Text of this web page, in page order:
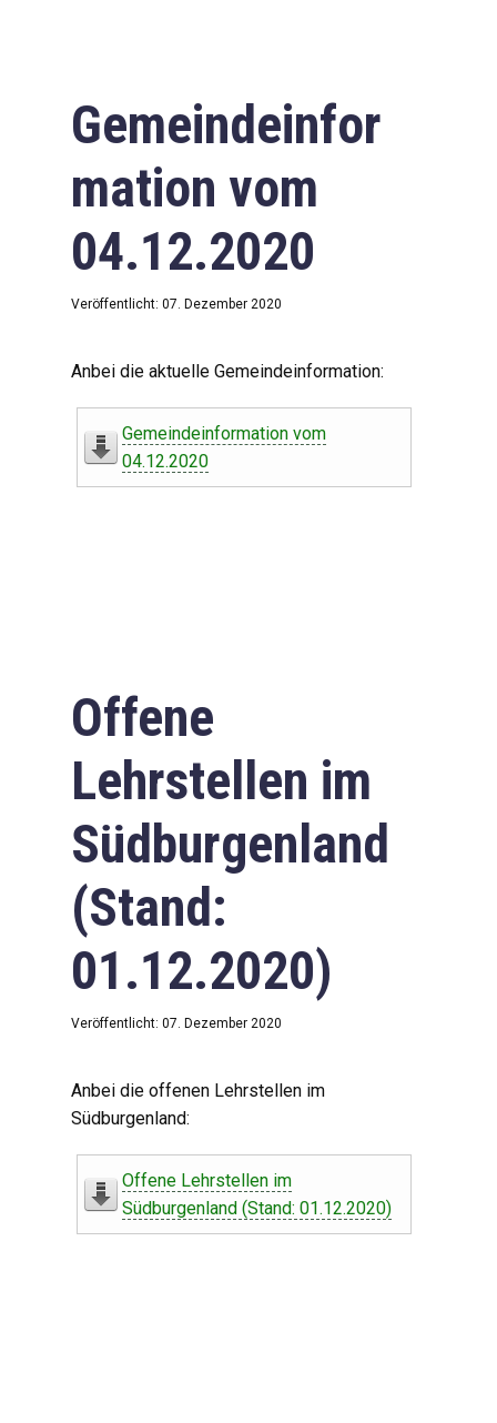
Gemeindeinfor
mation vom
04.12.2020
Veröffentlicht: 07. Dezember 2020
Anbei die aktuelle Gemeindeinformation:
Gemeindeinformation vom
04.12.2020
Offene
Lehrstellen im
Südburgenland
(Stand:
01.12.2020)
Veröffentlicht: 07. Dezember 2020
Anbei die offenen Lehrstellen im
Südburgenland:
Offene Lehrstellen im
Südburgenland (Stand: 01.12.2020)